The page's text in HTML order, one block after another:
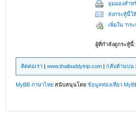
มุมมองสำห
ส่งกระทู้นี้ใ
เพิ่มใน 'กร
ผู้ที่กำลังดูกระทู้นี้:
ติดต่อเรา |www.thaibuddytrip.com |กลับด้านบน
MyBB ภาษาไทย สนับสนุนโดยข้อมูลท่องเที่ยว